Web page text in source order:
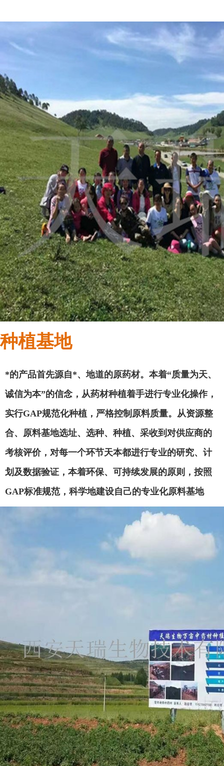
种植基地
*的产品首先源自*、地道的原药材。本着“质量为天、
诚信为本”的信念，从药材种植着手进行专业化操作，
实行GAP规范化种植，严格控制原料质量。从资源整
合、原料基地选址、选种、种植、采收到对供应商的
考核评价，对每一个环节天本都进行专业的研究、计
划及数据验证，本着环保、可持续发展的原则，按照
GAP标准规范，科学地建设自己的专业化原料基地